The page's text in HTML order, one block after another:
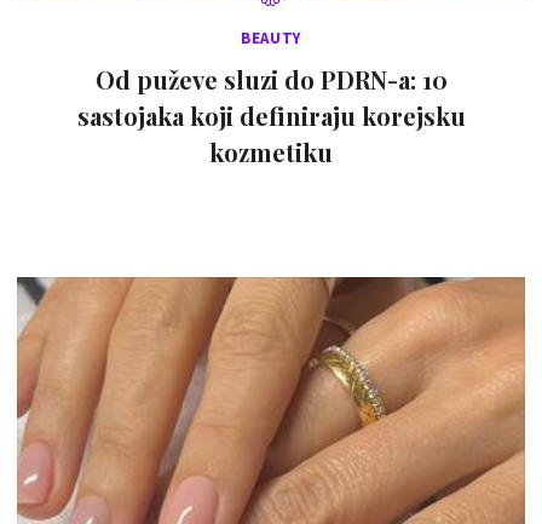
BEAUTY
Od puževe sluzi do PDRN-a: 10
sastojaka koji definiraju korejsku
kozmetiku